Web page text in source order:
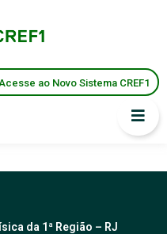
Acesse ao Novo Sistema CREF1
Nº
MENOR
da 1ª Região – RJ